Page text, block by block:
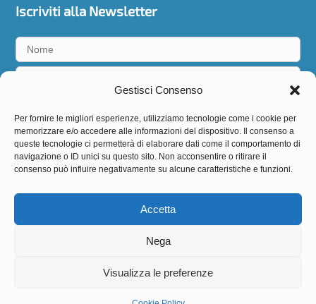
Gestisci Consenso
Per fornire le migliori esperienze, utilizziamo tecnologie come i cookie per
memorizzare e/o accedere alle informazioni del dispositivo. Il consenso a
queste tecnologie ci permetterà di elaborare dati come il comportamento di
navigazione o ID unici su questo sito. Non acconsentire o ritirare il
consenso può influire negativamente su alcune caratteristiche e funzioni.
Accetta
Nega
Visualizza le preferenze
Iscriviti alla Newsletter
Seguici